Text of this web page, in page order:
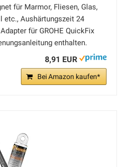
für Marmor, Fliesen, Glas,
etc., Aushärtungszeit 24
für GROHE QuickFix
enthalten.
8,91 EUR
Bei Amazon kaufen*